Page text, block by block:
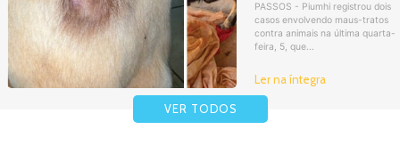
PASSOS - Piumhi registrou dois
casos envolvendo maus-tratos
contra animais na última quarta-
feira, 5, que...
Ler na íntegra
VER TODOS